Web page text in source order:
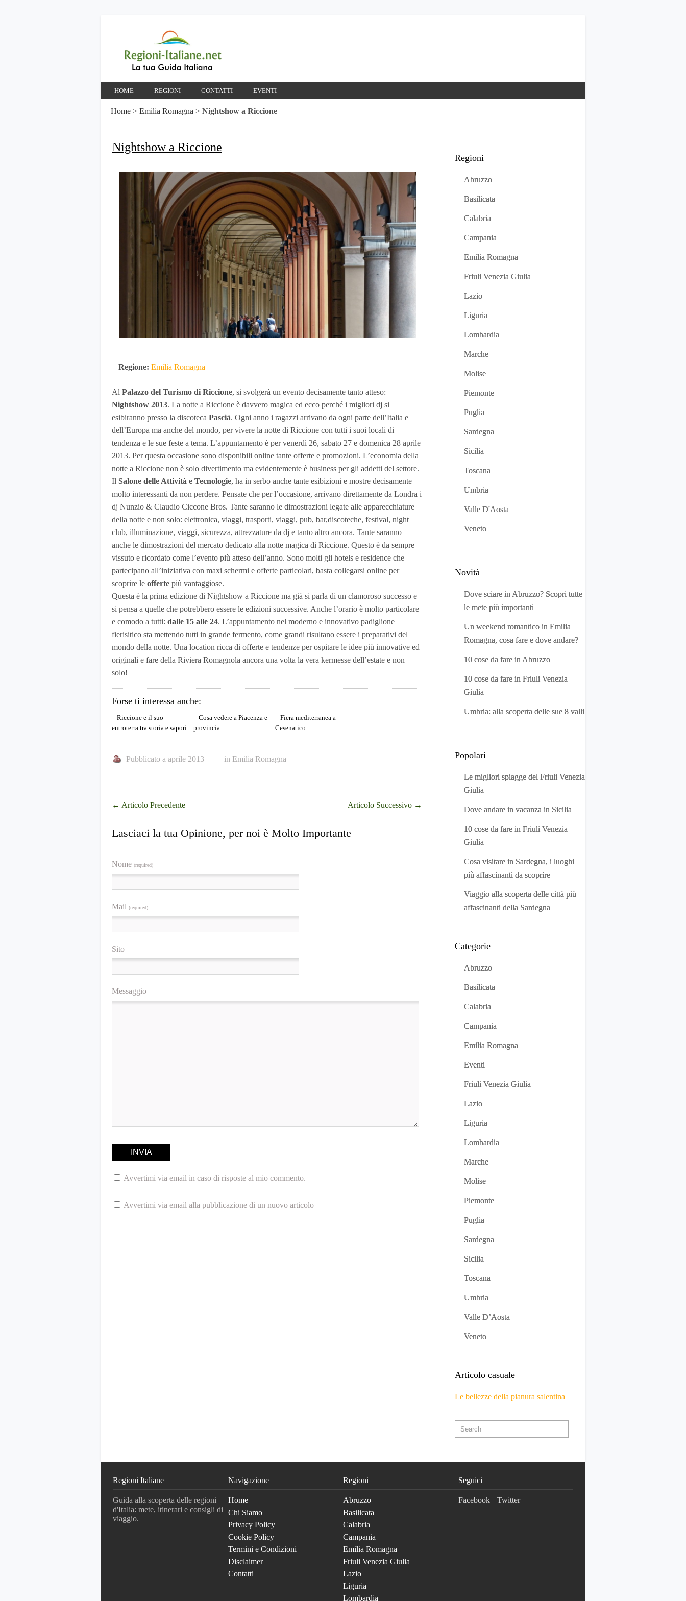
HOME REGIONI CONTATTI EVENTI
Home > Emilia Romagna > Nightshow a Riccione
Nightshow a Riccione
Regione: Emilia Romagna
Al Palazzo del Turismo di Riccione, si svolgerà un evento decisamente tanto atteso:
Nightshow 2013. La notte a Riccione è davvero magica ed ecco perché i migliori dj si
esibiranno presso la discoteca Pascià. Ogni anno i ragazzi arrivano da ogni parte dell’Italia e
dell’Europa ma anche del mondo, per vivere la notte di Riccione con tutti i suoi locali di
tendenza e le sue feste a tema. L’appuntamento è per venerdì 26, sabato 27 e domenica 28 aprile
2013. Per questa occasione sono disponibili online tante offerte e promozioni. L’economia della
notte a Riccione non è solo divertimento ma evidentemente è business per gli addetti del settore.
Il Salone delle Attività e Tecnologie, ha in serbo anche tante esibizioni e mostre decisamente
molto interessanti da non perdere. Pensate che per l’occasione, arrivano direttamente da Londra i
dj Nunzio & Claudio Ciccone Bros. Tante saranno le dimostrazioni legate alle apparecchiature
della notte e non solo: elettronica, viaggi, trasporti, viaggi, pub, bar,discoteche, festival, night
club, illuminazione, viaggi, sicurezza, attrezzature da dj e tanto altro ancora. Tante saranno
anche le dimostrazioni del mercato dedicato alla notte magica di Riccione. Questo è da sempre
vissuto e ricordato come l’evento più atteso dell’anno. Sono molti gli hotels e residence che
partecipano all’iniziativa con maxi schermi e offerte particolari, basta collegarsi online per
scoprire le offerte più vantaggiose.
Questa è la prima edizione di Nightshow a Riccione ma già si parla di un clamoroso successo e
si pensa a quelle che potrebbero essere le edizioni successive. Anche l’orario è molto particolare
e comodo a tutti: dalle 15 alle 24. L’appuntamento nel moderno e innovativo padiglione
fierisitico sta mettendo tutti in grande fermento, come grandi risultano essere i preparativi del
mondo della notte. Una location ricca di offerte e tendenze per ospitare le idee più innovative ed
originali e fare della Riviera Romagnola ancora una volta la vera kermesse dell’estate e non
solo!
Forse ti interessa anche:
Riccione e il suo
entroterra tra storia e sapori
Cosa vedere a Piacenza e
provincia
Fiera mediterranea a
Cesenatico
Pubblicato a aprile 2013 in Emilia Romagna
← Articolo Precedente Articolo Successivo →
Lasciaci la tua Opinione, per noi è Molto Importante
Nome (required)
Mail (required)
Sito
Messaggio
Avvertimi via email in caso di risposte al mio commento.
Avvertimi via email alla pubblicazione di un nuovo articolo
Regioni
Abruzzo
Basilicata
Calabria
Campania
Emilia Romagna
Friuli Venezia Giulia
Lazio
Liguria
Lombardia
Marche
Molise
Piemonte
Puglia
Sardegna
Sicilia
Toscana
Umbria
Valle D'Aosta
Veneto
Novità
Dove sciare in Abruzzo? Scopri tutte
le mete più importanti
Un weekend romantico in Emilia
Romagna, cosa fare e dove andare?
10 cose da fare in Abruzzo
10 cose da fare in Friuli Venezia
Giulia
Umbria: alla scoperta delle sue 8 valli
Popolari
Le migliori spiagge del Friuli Venezia
Giulia
Dove andare in vacanza in Sicilia
10 cose da fare in Friuli Venezia
Giulia
Cosa visitare in Sardegna, i luoghi
più affascinanti da scoprire
Viaggio alla scoperta delle città più
affascinanti della Sardegna
Categorie
Abruzzo
Basilicata
Calabria
Campania
Emilia Romagna
Eventi
Friuli Venezia Giulia
Lazio
Liguria
Lombardia
Marche
Molise
Piemonte
Puglia
Sardegna
Sicilia
Toscana
Umbria
Valle D’Aosta
Veneto
Articolo casuale
Le bellezze della pianura salentina
Regioni Italiane
Guida alla scoperta delle regioni
d'Italia: mete, itinerari e consigli di
viaggio.
Navigazione
Home
Chi Siamo
Privacy Policy
Cookie Policy
Termini e Condizioni
Disclaimer
Contatti
Regioni
Abruzzo
Basilicata
Calabria
Campania
Emilia Romagna
Friuli Venezia Giulia
Lazio
Liguria
Lombardia
Seguici
Facebook Twitter